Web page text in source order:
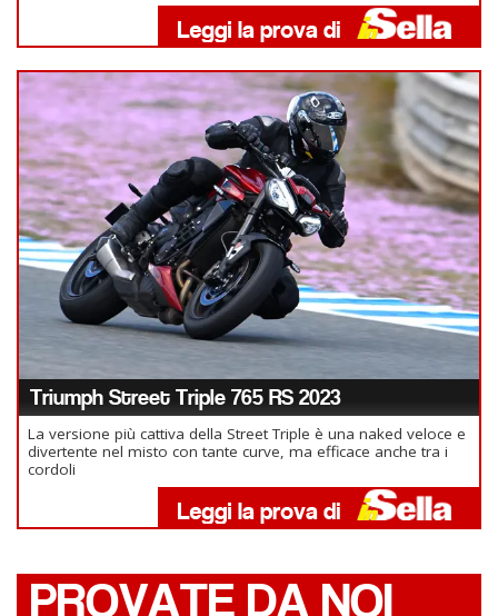
Triumph Street Triple 765 RS 2023
La versione più cattiva della Street Triple è una naked veloce e
divertente nel misto con tante curve, ma efficace anche tra i
cordoli
PROVATE DA NOI